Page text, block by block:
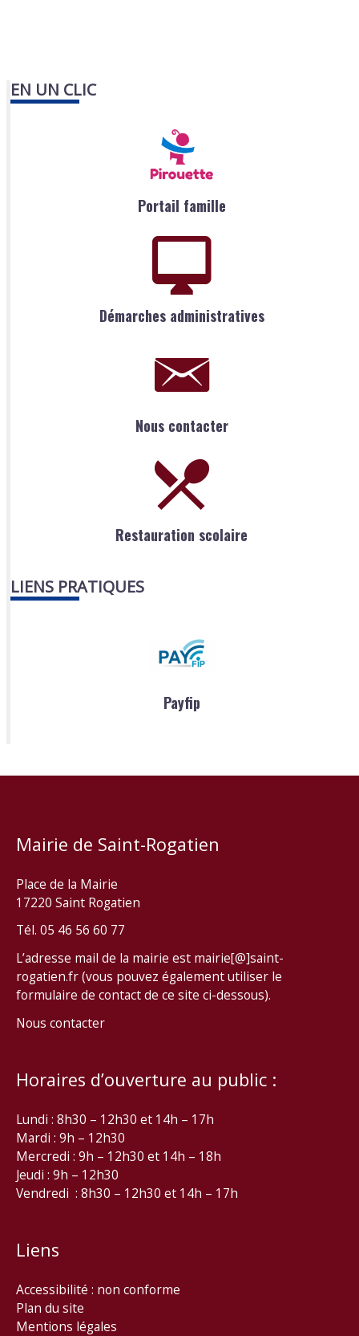
EN UN CLIC
Portail famille
Démarches administratives
Nous contacter
Restauration scolaire
LIENS PRATIQUES
Payfip
Mairie de Saint-Rogatien
Place de la Mairie
17220 Saint Rogatien
Tél. 05 46 56 60 77
L’adresse mail de la mairie est mairie[@]saint-
rogatien.fr (vous pouvez également utiliser le
formulaire de contact de ce site ci-dessous).
Nous contacter
Horaires d’ouverture au public :
Lundi : 8h30 – 12h30 et 14h – 17h
Mardi : 9h – 12h30
Mercredi : 9h – 12h30 et 14h – 18h
Jeudi : 9h – 12h30
Vendredi : 8h30 – 12h30 et 14h – 17h
Liens
Accessibilité : non conforme
Plan du site
Mentions légales